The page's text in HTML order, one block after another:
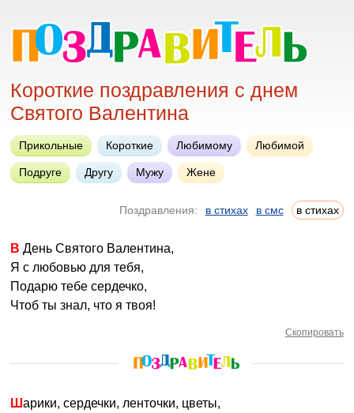
Короткие поздравления с днем
Святого Валентина
Прикольные Короткие Любимому Любимой
Подруге Другу Мужу Жене
Поздравления: в стихах в смс в стихах
В День Святого Валентина,
Я с любовью для тебя,
Подарю тебе сердечко,
Чтоб ты знал, что я твоя!
Скопировать
Шарики, сердечки, ленточки, цветы,